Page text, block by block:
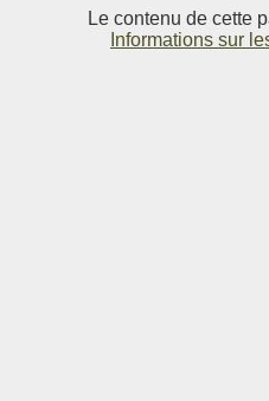
Le contenu de cette
Informations sur